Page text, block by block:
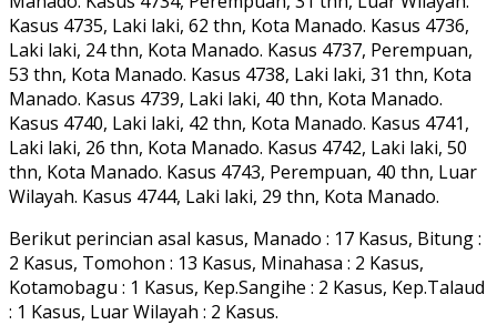
Kasus 4735, Laki laki, 62 thn, Kota Manado. Kasus 4736,
Laki laki, 24 thn, Kota Manado. Kasus 4737, Perempuan,
53 thn, Kota Manado. Kasus 4738, Laki laki, 31 thn, Kota
Manado. Kasus 4739, Laki laki, 40 thn, Kota Manado.
Kasus 4740, Laki laki, 42 thn, Kota Manado. Kasus 4741,
Laki laki, 26 thn, Kota Manado. Kasus 4742, Laki laki, 50
thn, Kota Manado. Kasus 4743, Perempuan, 40 thn, Luar
Wilayah. Kasus 4744, Laki laki, 29 thn, Kota Manado.
Berikut perincian asal kasus, Manado : 17 Kasus, Bitung :
2 Kasus, Tomohon : 13 Kasus, Minahasa : 2 Kasus,
Kotamobagu : 1 Kasus, Kep.Sangihe : 2 Kasus, Kep.Talaud
: 1 Kasus, Luar Wilayah : 2 Kasus.